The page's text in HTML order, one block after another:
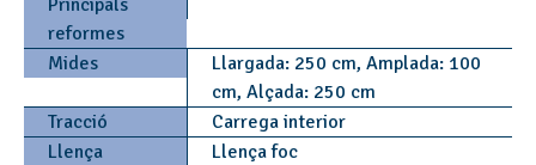
Principals
reformes
Mides
Llargada: 250 cm, Amplada: 100
cm, Alçada: 250 cm
Tracció
Carrega interior
Llença
Llença foc